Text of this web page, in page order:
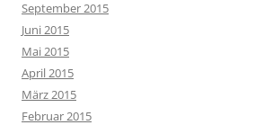
September 2015
Juni 2015
Mai 2015
April 2015
März 2015
Februar 2015